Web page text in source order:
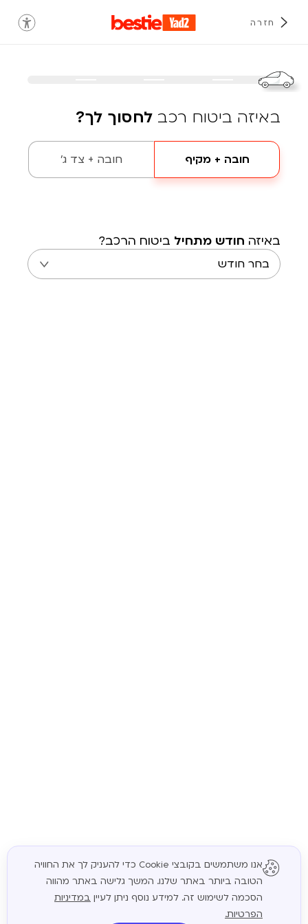
חזרה
באיזה ביטוח רכב לחסוך לך?
חובה + מקיף חובה + צד ג'
באיזה חודש מתחיל ביטוח הרכב?
המשך
אנו משתמשים בקובצי Cookie כדי להעניק לך את החוויה
הטובה ביותר באתר שלנו. המשך גלישה באתר מהווה
הסכמה לשימוש זה. למידע נוסף ניתן לעיין במדיניות
הפרטיות.